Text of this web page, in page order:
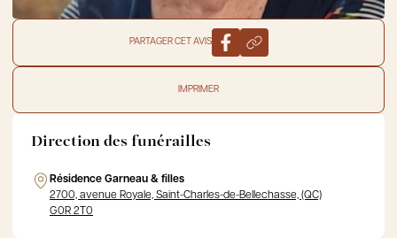
PARTAGER CET AVIS
IMPRIMER
Direction des funérailles
Résidence Garneau & filles
2700, avenue Royale, Saint-Charles-de-Bellechasse, (QC)
G0R 2T0